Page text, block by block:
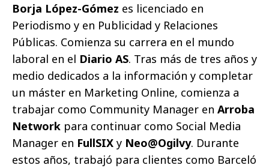
Borja López-Gómez es licenciado en
Periodismo y en Publicidad y Relaciones
Públicas. Comienza su carrera en el mundo
laboral en el Diario AS. Tras más de tres años y
medio dedicados a la información y completar
un máster en Marketing Online, comienza a
trabajar como Community Manager en Arroba
Network para continuar como Social Media
Manager en FullSIX y Neo@Ogilvy. Durante
estos años, trabajó para clientes como Barceló